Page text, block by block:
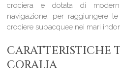
crociera e dotata di
navigazione, per raggiungere
crociere subacquee nei mari
CARATTERISTICHE
CORALIA